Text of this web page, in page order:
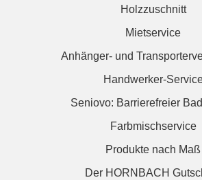
Holzzuschnitt
Mietservice
Anhänger- und
Handwerker-
Seniovo: Barrierefreier
Farbmischservice
Produkte nach Maß
Der HORNBACH